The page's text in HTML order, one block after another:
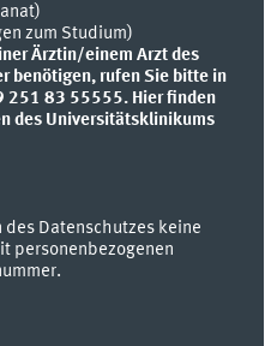
zum Studium)
Ärztin/einem Arzt des
benötigen, rufen Sie bitte in
251 83 55555. Hier finden
des Universitätsklinikums
des Datenschutzes keine
personenbezogenen